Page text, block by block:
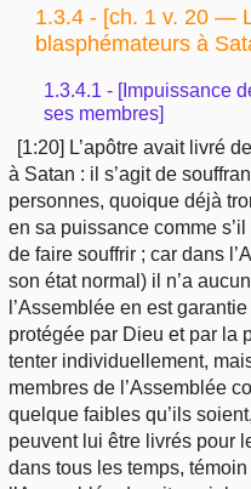
1.3.4 - [ch. 1 v. 20 —
blasphémateurs à
1.3.4.1 - [Impuissance
ses membres]
[1:20] L’apôtre avait livré
à Satan : il s’agit de
personnes, quoique déjà
en sa puissance comme
de faire souffrir ; car dans
son état normal) il n’a
l’Assemblée en est
protégée par Dieu et par la
tenter individuellement,
membres de l’Assemblée
quelque faibles qu’ils
peuvent lui être livrés pour
dans tous les temps,